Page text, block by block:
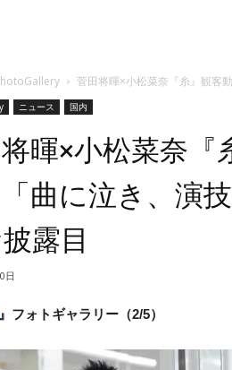
菅田将暉×小松菜奈『糸』観客
ニュース 国内
暉×小松菜奈『
曲に泣き、演
露目
日
』フォトギャラリー（2/5）